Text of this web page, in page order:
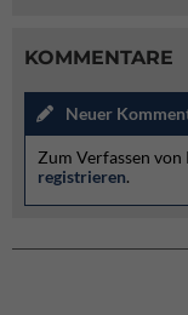
KOMMENTARE
Neuer
Zum Verfassen
registrieren.